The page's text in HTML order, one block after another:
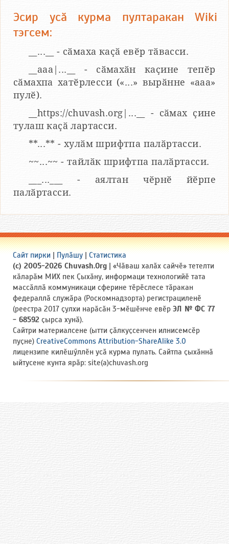
Эсир усӑ курма пултаракан Wiki
тэгсем:
__...__ - сӑмаха каҫӑ евӗр тӑвасси.
__aaa|...__ - сӑмахӑн каҫине тепӗр
сӑмахпа хатӗрлесси («...» вырӑнне «ааа»
пулӗ).
__https://chuvash.org|...__ - сӑмах ҫине
тулаш каҫӑ лартасси.
**...** - хулӑм шрифтпа палӑртасси.
~~...~~ - тайлӑк шрифтпа палӑртасси.
___...___ - аялтан чӗрнӗ йӗрпе
палӑртасси.
Сайт пирки | Пулӑшу | Статистика
(c) 2005-2026 Chuvash.Org | «Чӑваш халӑх сайчӗ» тетелти
кӑларӑм МИХ пек Ҫыхӑну, информаци технологийӗ тата
массӑллӑ коммуникаци сферине тӗрӗслесе тӑракан
федераллӑ служӑра (Роскомнадзорта) регистрациленӗ
(реестра 2017 ҫулхи нарӑсӑн 3-мӗшӗнче евӗр ЭЛ № ФС 77
- 68592 ҫырса хунӑ).
Сайтри материалсене (ытти ҫӑлкуҫсенчен илнисемсӗр
пуҫне) CreativeCommons Attribution-ShareAlike 3.0
лицензипе килӗшӳллӗн усӑ курма пулать. Сайтпа ҫыхӑннӑ
ыйтусене кунта ярӑр: site(a)chuvash.org